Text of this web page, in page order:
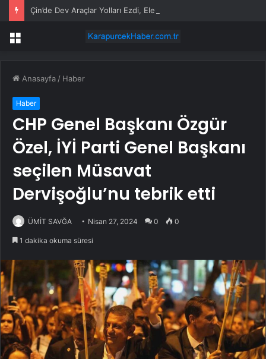
Menü
Anasayfa / Haber
Haber
CHP Genel Başkanı Özgür
Özel, İYİ Parti Genel Başkanı
seçilen Müsavat
Dervişoğlu’nu tebrik etti
ÜMİT SAVĞA Nisan 27, 2024 0 0
1 dakika okuma süresi